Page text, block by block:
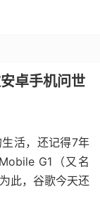
卓手机问世
活，还记得7年
G1（又名
此，谷歌今天还